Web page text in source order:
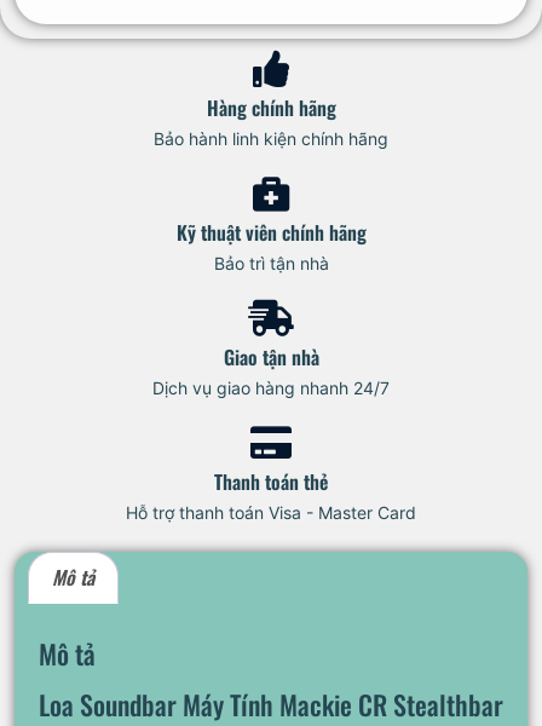
Hàng chính hãng
Bảo hành linh kiện chính hãng
Kỹ thuật viên chính hãng
Bảo trì tận nhà
Giao tận nhà
Dịch vụ giao hàng nhanh 24/7
Thanh toán thẻ
Hỗ trợ thanh toán Visa - Master Card
Mô tả
Mô tả
Loa Soundbar Máy Tính Mackie CR Stealthbar